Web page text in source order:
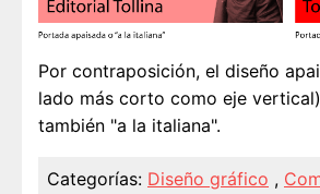
Por contraposición, el diseño
lado más corto como eje
también "a la italiana".
Categorías: Diseño gráfico ,